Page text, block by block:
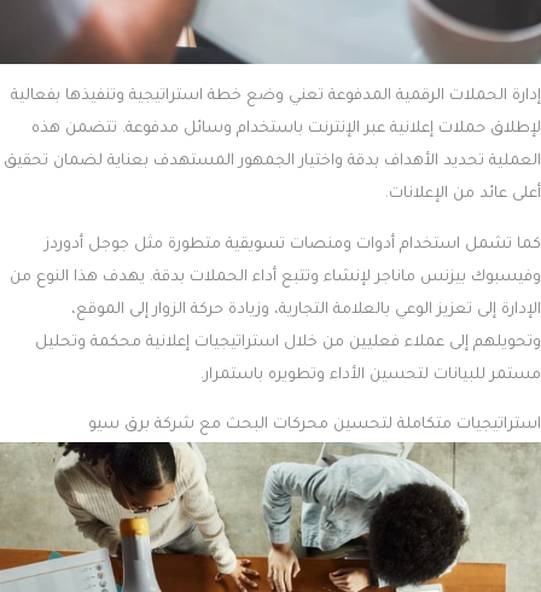
إدارة الحملات الرقمية المدفوعة تعني وضع خطة استراتيجية وتنفيذها بفعالية
لإطلاق حملات إعلانية عبر الإنترنت باستخدام وسائل مدفوعة. تتضمن هذه
العملية تحديد الأهداف بدقة واختيار الجمهور المستهدف بعناية لضمان تحقيق
أعلى عائد من الإعلانات.
كما تشمل استخدام أدوات ومنصات تسويقية متطورة مثل جوجل أدوردز
وفيسبوك بيزنس ماناجر لإنشاء وتتبع أداء الحملات بدقة. يهدف هذا النوع من
الإدارة إلى تعزيز الوعي بالعلامة التجارية، وزيادة حركة الزوار إلى الموقع،
وتحويلهم إلى عملاء فعليين من خلال استراتيجيات إعلانية محكمة وتحليل
مستمر للبيانات لتحسين الأداء وتطويره باستمرار.
استراتيجيات متكاملة لتحسين محركات البحث مع شركة برق سيو